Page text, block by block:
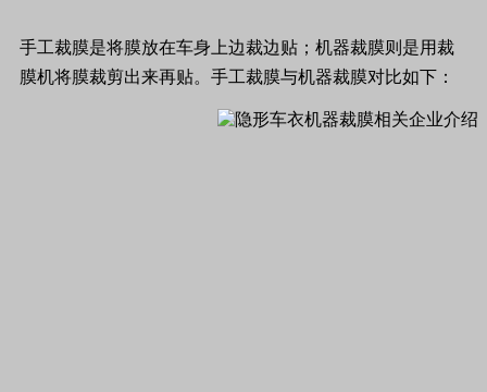
手工裁膜是将膜放在车身上边裁边贴；机器裁膜则是用裁
膜机将膜裁剪出来再贴。手工裁膜与机器裁膜对比如下：